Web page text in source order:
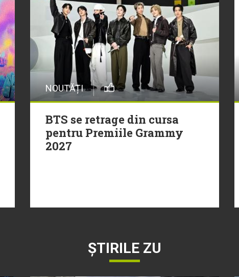
NOUTĂȚI
BTS se retrage din cursa
pentru Premiile Grammy
2027
ȘTIRILE ZU